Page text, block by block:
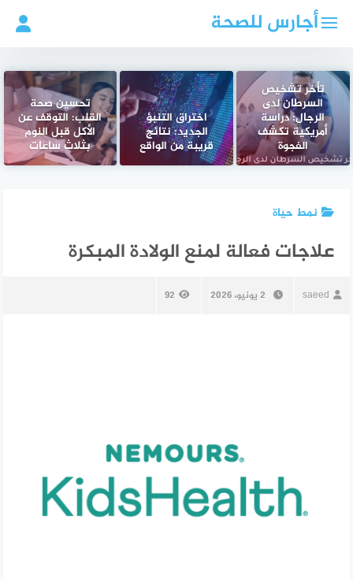
أجارس للصحة
تأخر تشخيص
السرطان لدى
الرجال: دراسة
أمريكية تكشف
الفجوة
اختراق التنبؤ
الجديد: نتائج
قريبة من الواقع
تحسين صحة
القلب: التوقف عن
الأكل قبل النوم
بثلاث ساعات
نمط حياة
علاجات فعالة لمنع الولادة المبكرة
saeed 2 يونيو، 2026 92